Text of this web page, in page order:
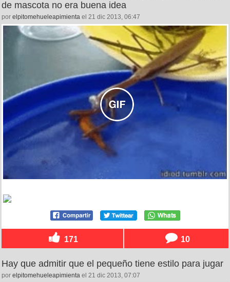
de mascota no era buena idea
por elpitomehueleapimienta el 21 dic 2013, 06:47
171 10
Hay que admitir que el pequeño tiene estilo para jugar
por elpitomehueleapimienta el 21 dic 2013, 07:07